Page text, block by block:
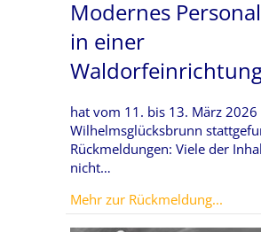
Modernes
in einer
hat vom 11. bis 13. März 2026
Wilhelmsglücksbrunn
Rückmeldungen: Viele der
nicht…
Mehr zur Rückmeldung...